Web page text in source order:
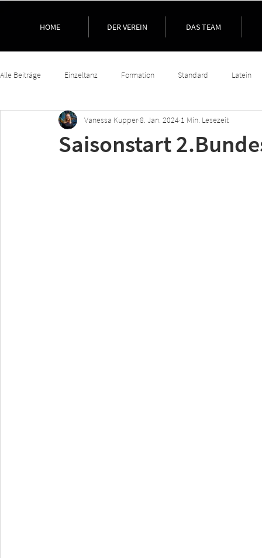
HOME DER VEREIN DAS TEAM
Alle Beiträge Einzeltanz Formation Standard Latein
Saisonstart
Vanessa Kupper8. Jan. 2024 1 Min. Lesezeit